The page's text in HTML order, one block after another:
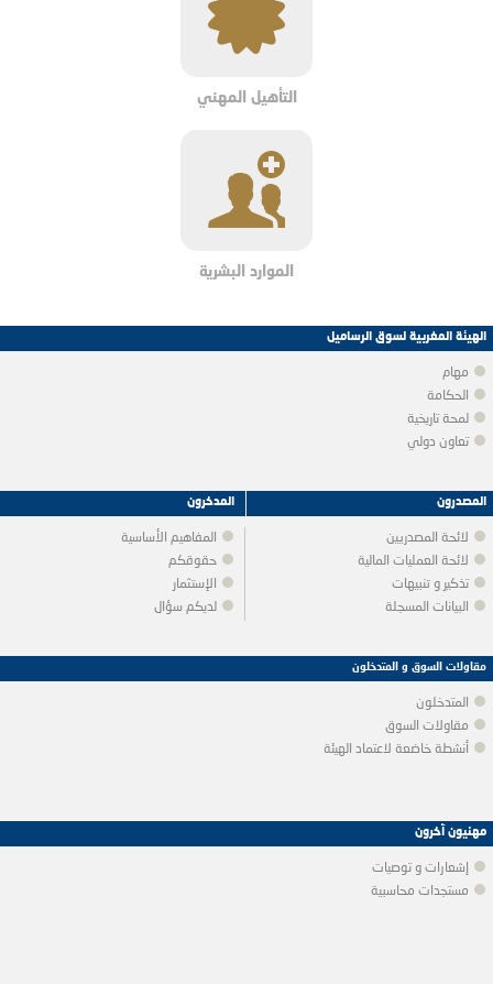
التأهيل المهني
الموارد البشرية
الهيئة المغربية لسوق الرساميل
مهام
الحكامة
لمحة تاريخية
تعاون دولي
المدخرون
المفاهيم الأساسية
حقوقكم
الإستثمار
لديكم سؤال
المصدرون
لائحة المصدريين
لائحة العمليات المالية
تذكير و تنبيهات
البيانات المسجلة
مقاولات السوق و المتدخلون
المتدخلون
مقاولات السوق
أنشطة خاضعة لاعتماد الهيئة
مهنيون آخرون
إشعارات و توصيات
مستجدات محاسبية